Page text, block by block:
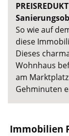
So wie auf
diese
Dieses
Wohnhaus
am
Gehminuten
Immobilien